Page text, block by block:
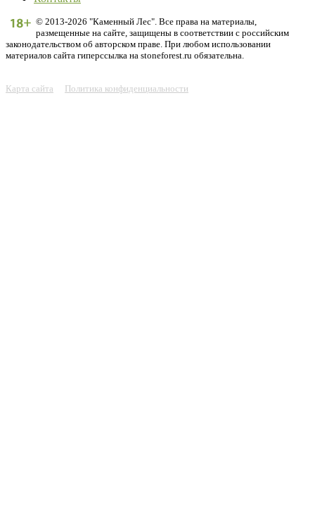
© 2013-2026 "Каменный Лес". Все права на материалы,
размещенные на сайте, защищены в соответствии с российским
законодательством об авторском праве. При любом использовании
материалов сайта гиперссылка на stoneforest.ru обязательна.
Карта сайта Политика конфиденциальности